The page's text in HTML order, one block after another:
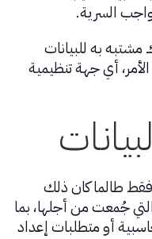
السرية.
به للبيانات
أي جهة تنظيمية
طالما كان ذلك
جُمعت من أجلها، بما
أو متطلبات إعداد